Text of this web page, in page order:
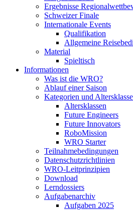
Ergebnisse
Schweizer Finale
Internationale Events
Qualifikation
Allgemeine
Material
Spieltisch
Informationen
Was ist die WRO?
Ablauf einer Saison
Kategorien und
Altersklassen
Future Engineers
Future Innovators
RoboMission
WRO Starter
Teilnahmebedingungen
Datenschutzrichtlinien
WRO-Leitprinzipien
Download
Lerndossiers
Aufgabenarchiv
Aufgaben 2025